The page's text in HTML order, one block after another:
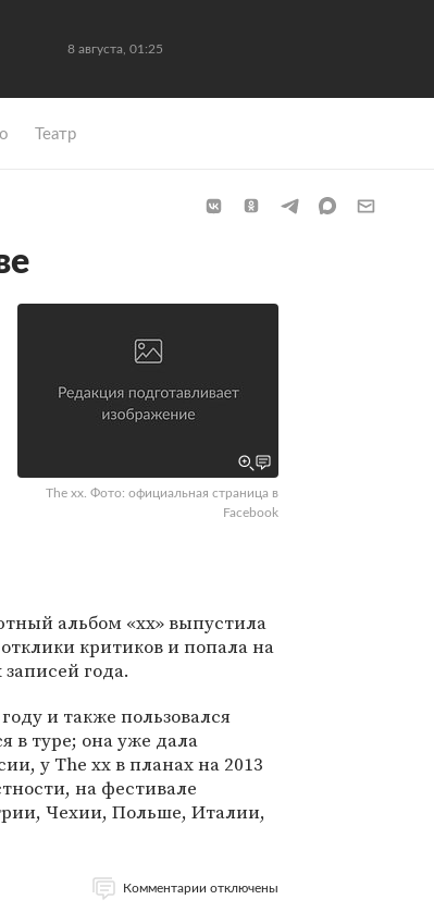
8 августа, 01:25
Театр
The xx. Фото: официальная страница в
Facebook
альбом «xx» выпустила
критиков и попала на
года.
и также пользовался
в туре; она уже дала
у The xx в планах на 2013
на фестивале
Чехии, Польше, Италии,
Комментарии отключены